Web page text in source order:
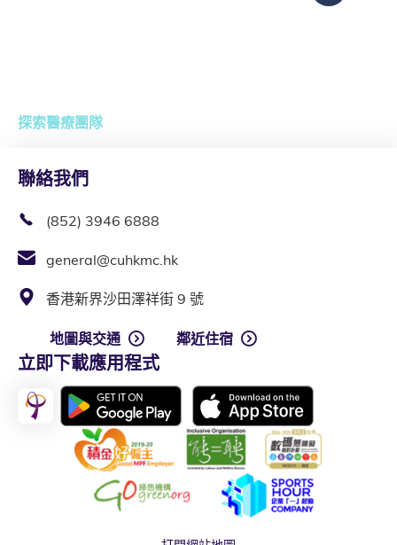
探索醫療團隊
聯絡我們
(852) 3946 6888
general@cuhkmc.hk
香港新界沙田澤祥街 9 號
地圖與交通 鄰近住宿
立即下載應用程式